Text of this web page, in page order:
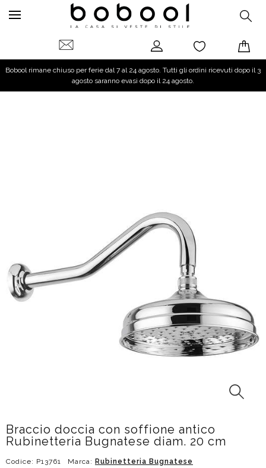
Bobool rimane chiuso per ferie dal 7 al 24 agosto. Tutti gli ordini ricevuti dopo il 3
agosto saranno evasi dopo il 24 agosto.
Braccio doccia con soffione antico
Rubinetteria Bugnatese diam. 20 cm
Codice: P13761 Marca: Rubinetteria Bugnatese